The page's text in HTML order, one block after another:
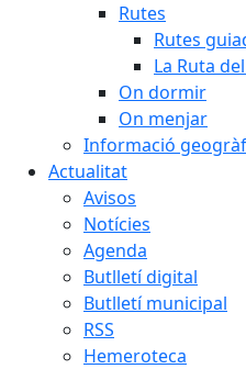
Rutes
Rutes
La Ruta
On dormir
On menjar
Informació
Actualitat
Avisos
Notícies
Agenda
Butlletí digital
Butlletí municipal
RSS
Hemeroteca